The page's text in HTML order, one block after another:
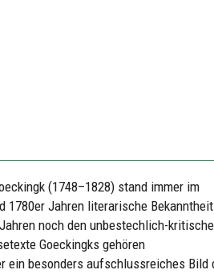
(1748–1828) stand immer im
1780er Jahren literarische Bekanntheit
noch den unbestechlich-
Goeckingks gehören
ein besonders aufschlussreiches Bild